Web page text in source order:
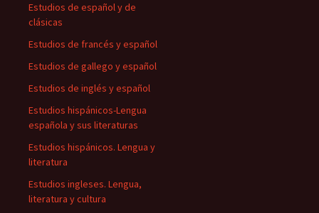
Estudios de español y de
clásicas
Estudios de francés y español
Estudios de gallego y español
Estudios de inglés y español
Estudios hispánicos-Lengua
española y sus literaturas
Estudios hispánicos. Lengua y
literatura
Estudios ingleses. Lengua,
literatura y cultura